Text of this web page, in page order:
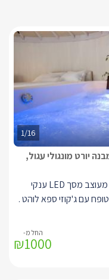
1/16
יורט מונגולי עגול,
סוויטה מפנקת בעיצוב מודרני עם ג'קוזי זוגי מעוצב מסך LED ענקי
עם ג'קוזי ספא לוהט .
בתאורה נעימה צורת
חלל פתוח, גדול ומרווח
ממיטה זוגית גדול
₪1000